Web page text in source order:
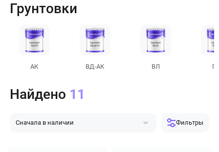
Грунтовки
АК ВД-АК ВЛ
Сначала в наличии
Фильтры
Найдено 11